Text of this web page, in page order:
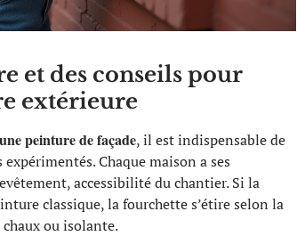
et des conseils pour
extérieure
peinture de façade, il est indispensable de
expérimentés. Chaque maison a ses
accessibilité du chantier. Si la
classique, la fourchette s’étire selon la
ou isolante.